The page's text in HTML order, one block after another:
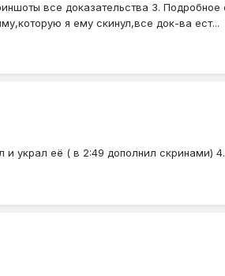
все доказательства 3.
я ему скинул,все док-ва ест...
и украл её ( в 2:49 дополнил скринами)